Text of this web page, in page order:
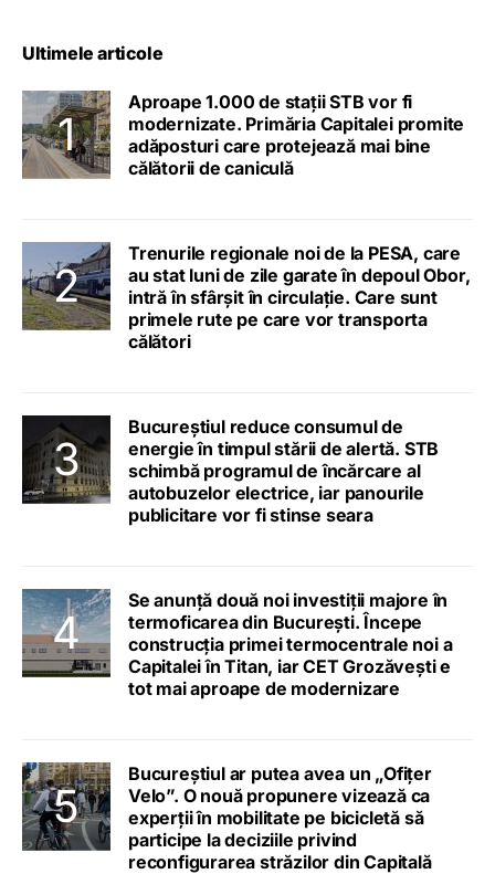
Ultimele articole
Aproape 1.000 de stații STB vor fi
modernizate. Primăria Capitalei promite
adăposturi care protejează mai bine
călătorii de caniculă
Trenurile regionale noi de la PESA, care
au stat luni de zile garate în depoul Obor,
intră în sfârșit în circulație. Care sunt
primele rute pe care vor transporta
călători
Bucureștiul reduce consumul de
energie în timpul stării de alertă. STB
schimbă programul de încărcare al
autobuzelor electrice, iar panourile
publicitare vor fi stinse seara
Se anunță două noi investiții majore în
termoficarea din București. Începe
construcția primei termocentrale noi a
Capitalei în Titan, iar CET Grozăvești e
tot mai aproape de modernizare
Bucureștiul ar putea avea un „Ofițer
Velo”. O nouă propunere vizează ca
experții în mobilitate pe bicicletă să
participe la deciziile privind
reconfigurarea străzilor din Capitală